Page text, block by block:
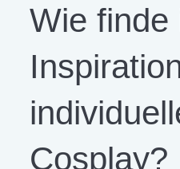
Wie finde
Cosplay?